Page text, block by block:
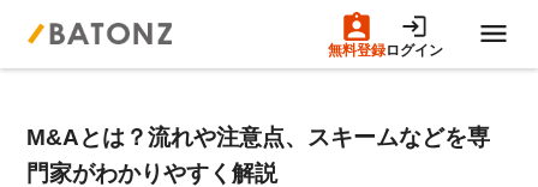
無料登録ログイン
M&A案件一覧
M&Aとは？流れや注意点、スキームなどを専
門家がわかりやすく解説